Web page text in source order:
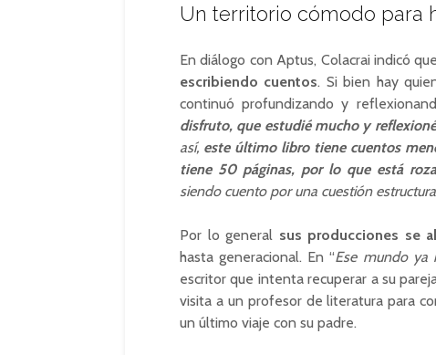
Un territorio cómodo para
En diálogo con Aptus, Colacrai indicó
escribiendo cuentos. Si bien hay
continuó profundizando y
disfruto, que estudié mucho y
así, este último libro tiene cuentos
tiene 50 páginas, por lo que está
siendo cuento por una cuestión
Por lo general sus producciones se
hasta generacional. En “Ese mundo ya
escritor que intenta recuperar a su
visita a un profesor de literatura para
un último viaje con su padre.